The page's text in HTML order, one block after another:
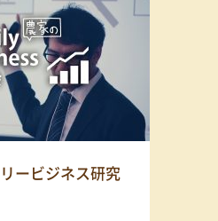
ービジネス研究